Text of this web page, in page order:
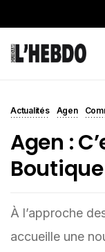
Actualités Agen
Agen :
À l’approche
accueille une